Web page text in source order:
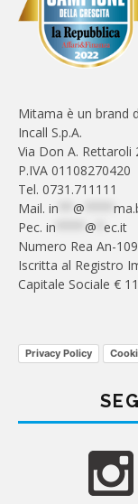
Mitama è un brand
Incall S.p.A.
Via Don A. Rettaroli
P.IVA 01108270420
Tel. 0731.711111
Mail. in @
Pec. in @ ec.it
Numero Rea An-
Iscritta al Registro
Capitale Sociale €
Privacy Policy